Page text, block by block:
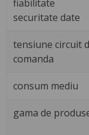
fiabilitate
securitate date
tensiune circuit
comanda
consum mediu
gama de